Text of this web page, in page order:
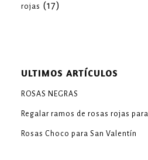
rojas (17)
ULTIMOS ARTÍCULOS
ROSAS NEGRAS
Regalar ramos de rosas rojas
Rosas Choco para San Valentín